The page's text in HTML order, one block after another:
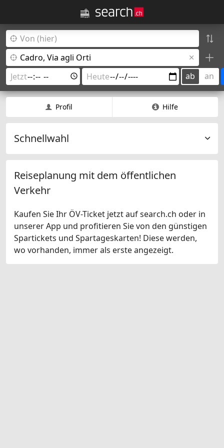
ab an
Profil Hilfe
Schnellwahl
Reiseplanung mit dem öffentlichen
Verkehr
Kaufen Sie Ihr ÖV-Ticket jetzt auf search.ch oder in
unserer App und profitieren Sie von den günstigen
Spartickets und Spartageskarten! Diese werden,
wo vorhanden, immer als erste angezeigt.